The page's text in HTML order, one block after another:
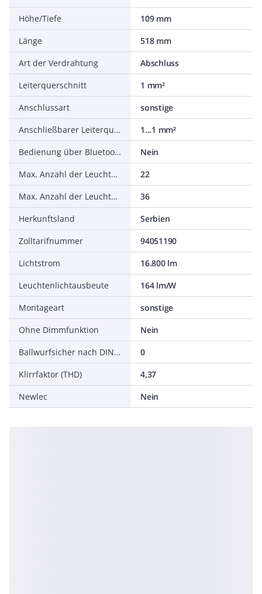
Höhe/Tiefe
109 mm
Länge
518 mm
Art der Verdrahtung
Abschluss
Leiterquerschnitt
1 mm²
Anschlussart
sonstige
Anschließbarer Leiterquerschnitt
1...1 mm²
Bedienung über Bluetooth
Nein
Max. Anzahl der Leuchten pro Leitungsschutzschalter B16
22
Max. Anzahl der Leuchten pro Leitungsschutzschalter C16
36
Herkunftsland
Serbien
Zolltarifnummer
94051190
Lichtstrom
16.800 lm
Leuchtenlichtausbeute
164 lm/W
Montageart
sonstige
Ohne Dimmfunktion
Nein
Ballwurfsicher nach DIN 18032-3
0
Klirrfaktor (THD)
4,37
Newlec
Nein